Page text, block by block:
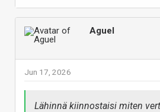
parempien puuttuessa.
sieltä mistä aita matalin eli
käyttävät, esim. ROG Ryujin III.
kokeilua pidempään olleet
Noctualla onneksi myös takuu
asiakaspalvelu pelaa todella
takuuta tarvinnut käyttääkkään.
Vastaa
Aguel
Jun 17, 2026
Lähinnä kiinnostaisi miten